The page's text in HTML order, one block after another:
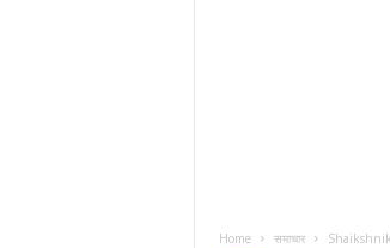
Home समाचार